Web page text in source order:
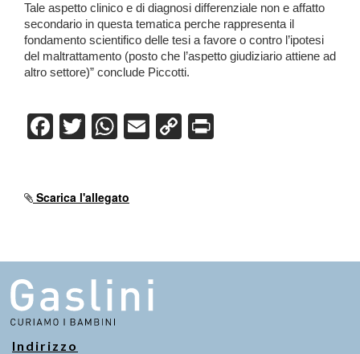
Tale aspetto clinico e di diagnosi differenziale non e affatto
secondario in questa tematica perche rappresenta il
fondamento scientifico delle tesi a favore o contro l’ipotesi
del maltrattamento (posto che l’aspetto giudiziario attiene ad
altro settore)” conclude Piccotti.
F
a
e
o
o
k
T
wi
er
W
h
s
p
p
E
m
C
o
n
Scarica l'allegato
Indirizzo